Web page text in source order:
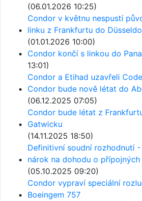
(06.01.2026 10:25)
Condor v květnu nespustí
linku z Frankfurtu do
(01.01.2026 10:00)
Condor končí s linkou do
13:01)
Condor a Etihad uzavřeli
Condor bude nově létat do
(06.12.2025 07:05)
Condor bude létat z
Gatwicku
(14.11.2025 18:50)
Definitivní soudní rozhodnutí
nárok na dohodu o
(05.10.2025 09:20)
Condor vypraví speciální
Boeingem 757